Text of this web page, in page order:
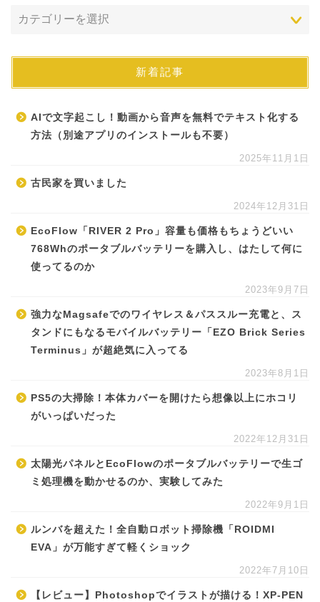
新着記事
AIで文字起こし！動画から音声を無料でテキスト化する
方法（別途アプリのインストールも不要）
2025年11月1日
古民家を買いました
2024年12月31日
EcoFlow「RIVER 2 Pro」容量も価格もちょうどいい
768Whのポータブルバッテリーを購入し、はたして何に
使ってるのか
2023年9月7日
強力なMagsafeでのワイヤレス＆パススルー充電と、ス
タンドにもなるモバイルバッテリー「EZO Brick Series
Terminus」が超絶気に入ってる
2023年8月1日
PS5の大掃除！本体カバーを開けたら想像以上にホコリ
がいっぱいだった
2022年12月31日
太陽光パネルとEcoFlowのポータブルバッテリーで生ゴ
ミ処理機を動かせるのか、実験してみた
2022年9月1日
ルンバを超えた！全自動ロボット掃除機「ROIDMI
EVA」が万能すぎて軽くショック
2022年7月10日
【レビュー】Photoshopでイラストが描ける！XP-PEN